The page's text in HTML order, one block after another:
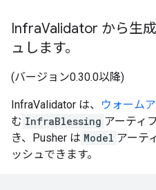
InfraValidator から生
ュします。
(バージョン0.30.0以降)
InfraValidator は、 ウォーム
む InfraBlessing アーティ
き、Pusher は Model アーテ
ッシュできます。